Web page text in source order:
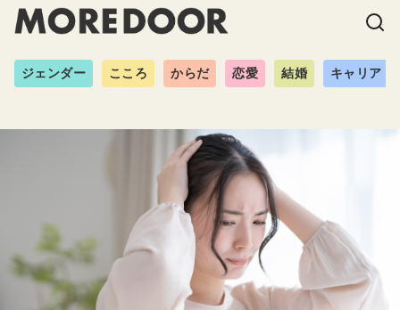
ジェンダー こころ からだ 恋愛 結婚 キャリア